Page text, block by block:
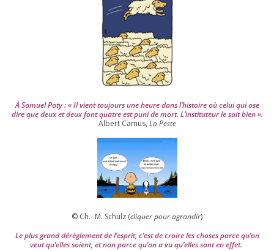
À Samuel Paty : « Il vient tou­jours une heure dans l’his­toire où celui qui ose
dire que deux et deux font quatre est puni de mort. L’instituteur le sait bien ».
Albert Camus, La Peste
© Ch.- M. Schulz (cli­quer pour agran­dir)
Le plus grand dérè­gle­ment de l’es­prit, c’est de croire les choses parce qu’on
veut qu’elles soient, et non parce qu’on a vu qu’elles sont en effet.